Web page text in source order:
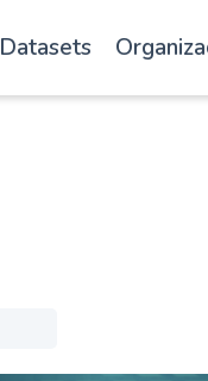
Datasets